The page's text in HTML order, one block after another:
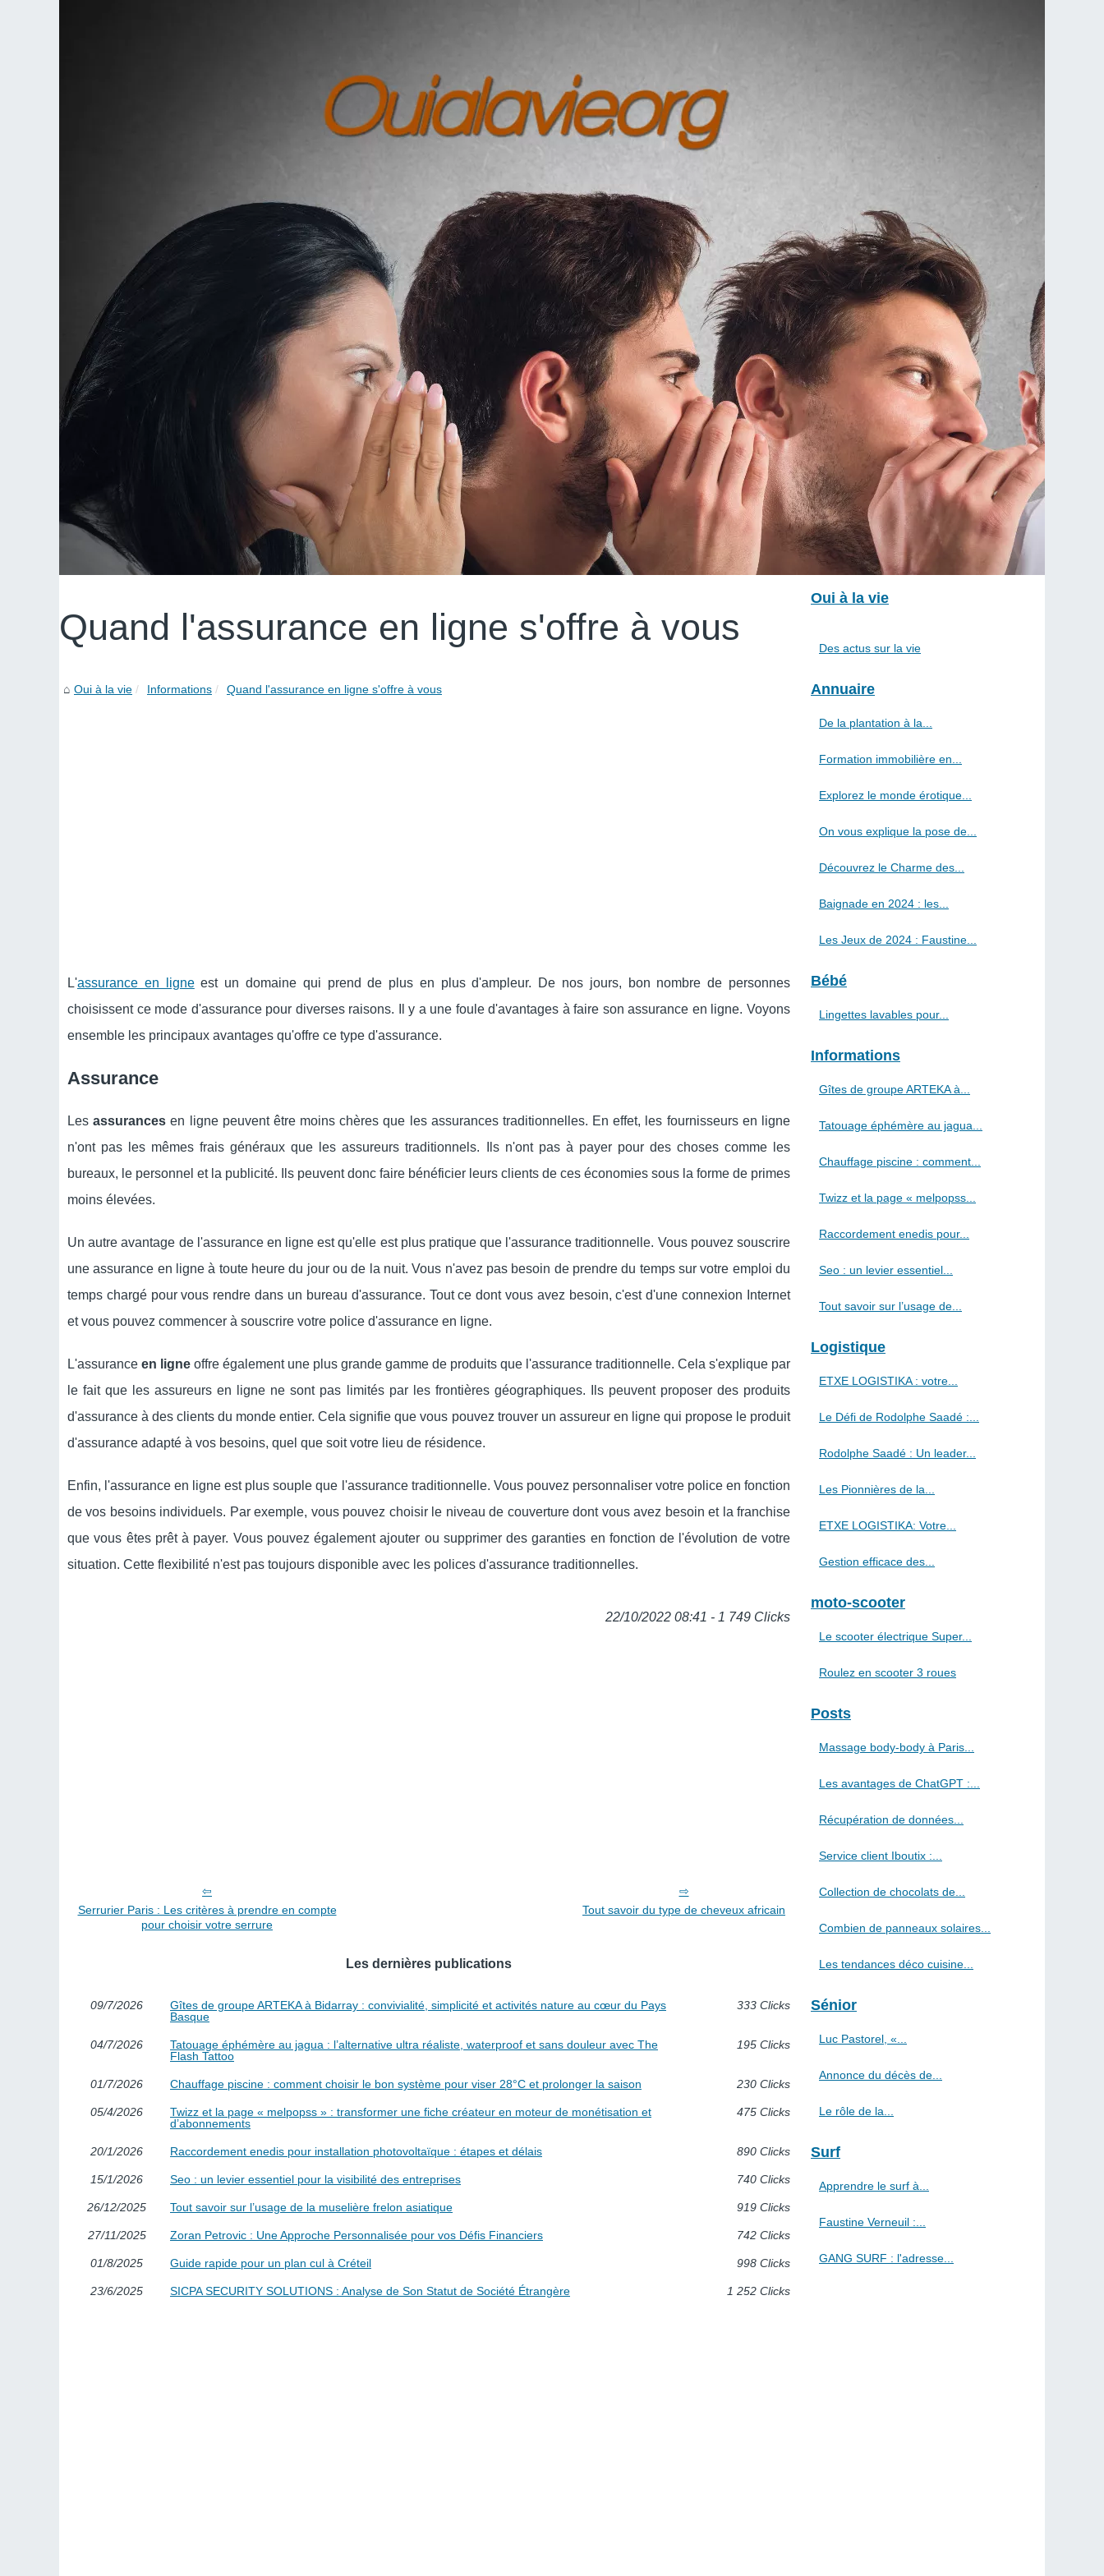
Quand l'assurance en ligne s'offre à vous
Oui à la vie Informations Quand l'assurance en ligne s'offre à vous
L'assurance en ligneest un domaine qui prend de plus en plus d'ampleur. De nos jours, bon nombre de personnes
choisissent ce mode d'assurance pour diverses raisons. Il y a une foule d'avantages à faire son assurance en ligne. Voyons
ensemble les principaux avantages qu'offre ce type d'assurance.
Assurance
Lesassurances en ligne peuvent être moins chères que les assurances traditionnelles. En effet, les fournisseurs en ligne
n'ont pas les mêmes frais généraux que les assureurs traditionnels. Ils n'ont pas à payer pour des choses comme les
bureaux, le personnel et la publicité. Ils peuvent donc faire bénéficier leurs clients de ces économies sous la forme de primes
moins élevées.
Un autre avantage de l'assurance en ligne est qu'elle est plus pratique que l'assurance traditionnelle. Vous pouvez souscrire
une assurance en ligne à toute heure du jour ou de la nuit. Vous n'avez pas besoin de prendre du temps sur votre emploi du
temps chargé pour vous rendre dans un bureau d'assurance. Tout ce dont vous avez besoin, c'est d'une connexion Internet
et vous pouvez commencer à souscrire votre police d'assurance en ligne.
L'assurance en ligne offre également une plus grande gamme de produits que l'assurance traditionnelle. Cela s'explique par
le fait que les assureurs en ligne ne sont pas limités par les frontières géographiques. Ils peuvent proposer des produits
d'assurance à des clients du monde entier. Cela signifie que vous pouvez trouver un assureur en ligne qui propose le produit
d'assurance adapté à vos besoins, quel que soit votre lieu de résidence.
Enfin, l'assurance en ligne est plus souple que l'assurance traditionnelle. Vous pouvez personnaliser votre police en fonction
de vos besoins individuels. Par exemple, vous pouvez choisir le niveau de couverture dont vous avez besoin et la franchise
que vous êtes prêt à payer. Vous pouvez également ajouter ou supprimer des garanties en fonction de l'évolution de votre
situation. Cette flexibilité n'est pas toujours disponible avec les polices d'assurance traditionnelles.
22/10/2022 08:41 - 1 749 Clicks
Serrurier Paris : Les critères à prendre en compte
pour choisir votre serrure
Tout savoir du type de cheveux africain
Les dernières publications
09/7/2026
Gîtes de groupe ARTEKA à Bidarray : convivialité, simplicité et activités nature au cœur du Pays
Basque
333 Clicks
04/7/2026
Tatouage éphémère au jagua : l’alternative ultra réaliste, waterproof et sans douleur avec The
Flash Tattoo
195 Clicks
01/7/2026 Chauffage piscine : comment choisir le bon système pour viser 28°C et prolonger la saison 230 Clicks
05/4/2026
Twizz et la page « melpopss » : transformer une fiche créateur en moteur de monétisation et
d’abonnements
475 Clicks
20/1/2026 Raccordement enedis pour installation photovoltaïque : étapes et délais 890 Clicks
15/1/2026 Seo : un levier essentiel pour la visibilité des entreprises 740 Clicks
26/12/2025 Tout savoir sur l’usage de la muselière frelon asiatique 919 Clicks
27/11/2025 Zoran Petrovic : Une Approche Personnalisée pour vos Défis Financiers 742 Clicks
01/8/2025 Guide rapide pour un plan cul à Créteil 998 Clicks
23/6/2025 SICPA SECURITY SOLUTIONS : Analyse de Son Statut de Société Étrangère 1 252 Clicks
Oui à la vie
Des actus sur la vie
Annuaire
De la plantation à la...
Formation immobilière en...
Explorez le monde érotique...
On vous explique la pose de...
Découvrez le Charme des...
Baignade en 2024 : les...
Les Jeux de 2024 : Faustine...
Bébé
Lingettes lavables pour...
Informations
Gîtes de groupe ARTEKA à...
Tatouage éphémère au jagua...
Chauffage piscine : comment...
Twizz et la page « melpopss...
Raccordement enedis pour...
Seo : un levier essentiel...
Tout savoir sur l’usage de...
Logistique
ETXE LOGISTIKA : votre...
Le Défi de Rodolphe Saadé :...
Rodolphe Saadé : Un leader...
Les Pionnières de la...
ETXE LOGISTIKA: Votre...
Gestion efficace des...
moto-scooter
Le scooter électrique Super...
Roulez en scooter 3 roues
Posts
Massage body-body à Paris...
Les avantages de ChatGPT :...
Récupération de données...
Service client Iboutix :...
Collection de chocolats de...
Combien de panneaux solaires...
Les tendances déco cuisine...
Sénior
Luc Pastorel, «...
Annonce du décès de...
Le rôle de la...
Surf
Apprendre le surf à...
Faustine Verneuil :...
GANG SURF : l'adresse...